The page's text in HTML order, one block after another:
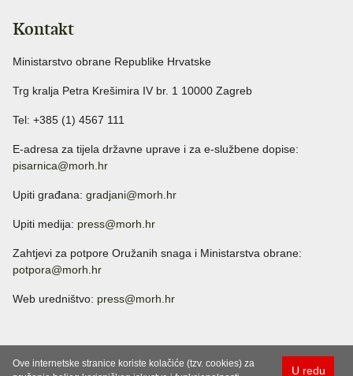
Kontakt
Ministarstvo obrane Republike Hrvatske
Trg kralja Petra Krešimira IV br. 1 10000 Zagreb
Tel: +385 (1) 4567 111
E-adresa za tijela državne uprave i za e-službene dopise:
pisarnica@morh.hr
Upiti građana: gradjani@morh.hr
Upiti medija: press@morh.hr
Zahtjevi za potpore Oružanih snaga i Ministarstva obrane:
potpora@morh.hr
Web uredništvo: press@morh.hr
U redu
Ove internetske stranice koriste kolačiće (tzv. cookies) za